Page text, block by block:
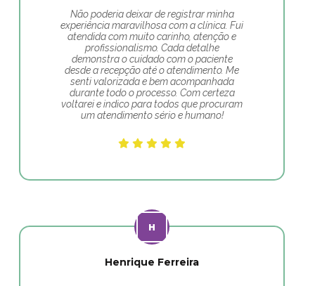
Não poderia deixar de registrar minha
experiência maravilhosa com a clínica. Fui
atendida com muito carinho, atenção e
profissionalismo. Cada detalhe
demonstra o cuidado com o paciente
desde a recepção até o atendimento. Me
senti valorizada e bem acompanhada
durante todo o processo. Com certeza
voltarei e indico para todos que procuram
um atendimento sério e humano!
Henrique Ferreira